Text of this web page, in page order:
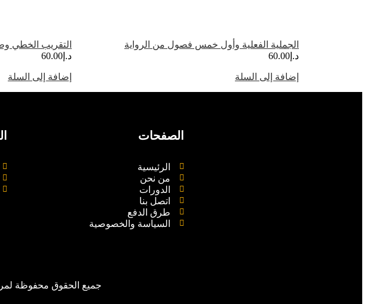
الجملية الفعلية وأول خمس فصول من الرواية
د.إ 60.00
إضافة إلى السلة
التقريب الخطي
د.إ 60.00
إضافة إلى السلة
الصفحات
الرئيسية
من نحن
الدورات
اتصل بنا
طرق الدفع
السياسة والخصوصية
جميع الحقوق محفوظة